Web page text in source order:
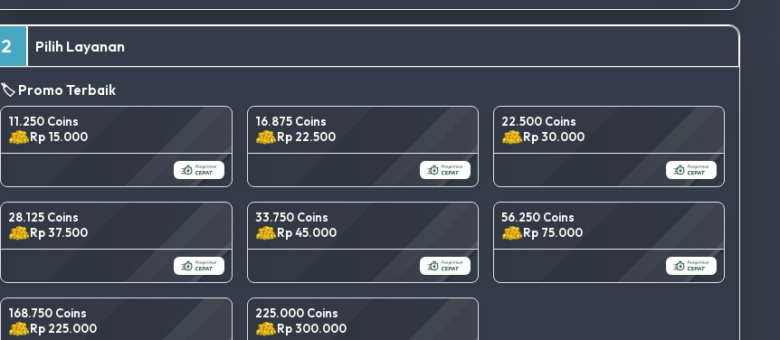
2 Pilih Layanan
🏷️ Promo Terbaik
11.250 Coins
Rp 15.000
16.875 Coins
Rp 22.500
22.500 Coins
Rp 30.000
28.125 Coins
Rp 37.500
33.750 Coins
Rp 45.000
56.250 Coins
Rp 75.000
168.750 Coins
Rp 225.000
225.000 Coins
Rp 300.000